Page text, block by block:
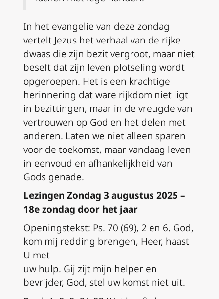
In het evangelie van deze zondag
vertelt Jezus het verhaal van de rijke
dwaas die zijn bezit vergroot, maar niet
beseft dat zijn leven plotseling wordt
opgeroepen. Het is een krachtige
herinnering dat ware rijkdom niet ligt
in bezittingen, maar in de vreugde van
vertrouwen op God en het delen met
anderen. Laten we niet alleen sparen
voor de toekomst, maar vandaag leven
in eenvoud en afhankelijkheid van
Gods genade.
Lezingen Zondag 3 augustus 2025 –
18e zondag door het jaar
Openingstekst: Ps. 70 (69), 2 en 6. God,
kom mij redding brengen, Heer, haast
U met
uw hulp. Gij zijt mijn helper en
bevrijder, God, stel uw komst niet uit.